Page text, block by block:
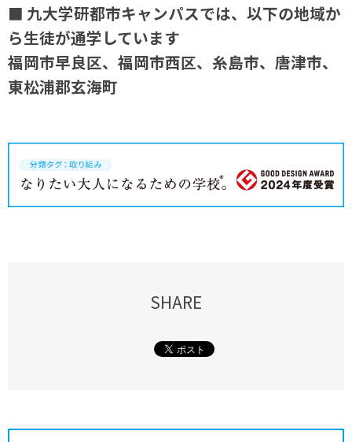
■ 九大学研都市キャンパスでは、以下の地域か
ら生徒が通学しています
福岡市早良区、福岡市西区、糸島市、唐津市、
東松浦郡玄海町
SHARE